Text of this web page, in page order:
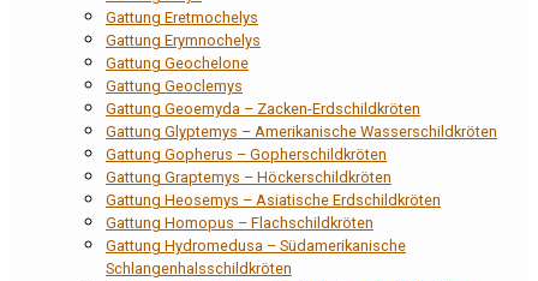
Gattung Eretmochelys
Gattung Erymnochelys
Gattung Geochelone
Gattung Geoclemys
Gattung Geoemyda – Zacken-Erdschildkröten
Gattung Glyptemys – Amerikanische Wasserschildkröten
Gattung Gopherus – Gopherschildkröten
Gattung Graptemys – Höckerschildkröten
Gattung Heosemys – Asiatische Erdschildkröten
Gattung Homopus – Flachschildkröten
Gattung Hydromedusa – Südamerikanische
Schlangenhalsschildkröten